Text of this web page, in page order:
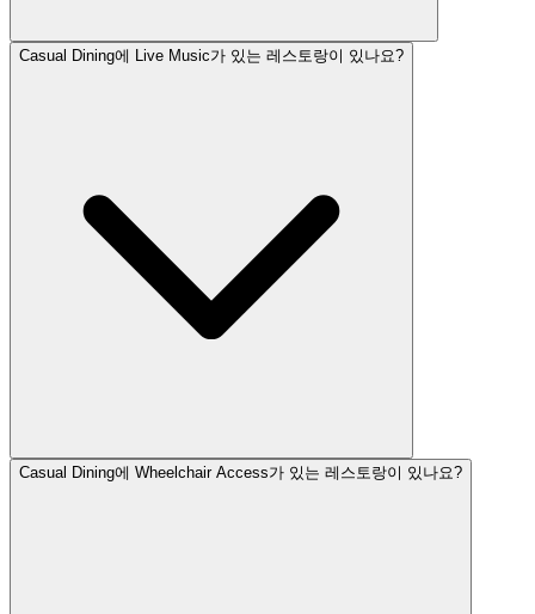
Casual Dining에 Live Music가 있는 레스토랑이 있나요?
Casual Dining에 Wheelchair Access가 있는 레스토랑이 있나요?